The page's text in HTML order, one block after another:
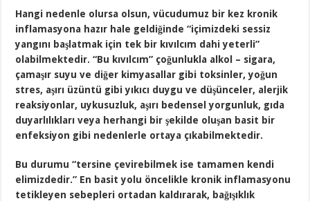
Hangi nedenle olursa olsun, vücudumuz bir kez kronik
inflamasyona hazır hale geldiğinde “içimizdeki sessiz
yangını başlatmak için tek bir kıvılcım dahi yeterli”
olabilmektedir. “Bu kıvılcım” çoğunlukla alkol – sigara,
çamaşır suyu ve diğer kimyasallar gibi toksinler, yoğun
stres, aşırı üzüntü gibi yıkıcı duygu ve düşünceler, alerjik
reaksiyonlar, uykusuzluk, aşırı bedensel yorgunluk, gıda
duyarlılıkları veya herhangi bir şekilde oluşan basit bir
enfeksiyon gibi nedenlerle ortaya çıkabilmektedir.
Bu durumu “tersine çevirebilmek ise tamamen kendi
elimizdedir.” En basit yolu öncelikle kronik inflamasyonu
tetikleyen sebepleri ortadan kaldırarak, bağışıklık